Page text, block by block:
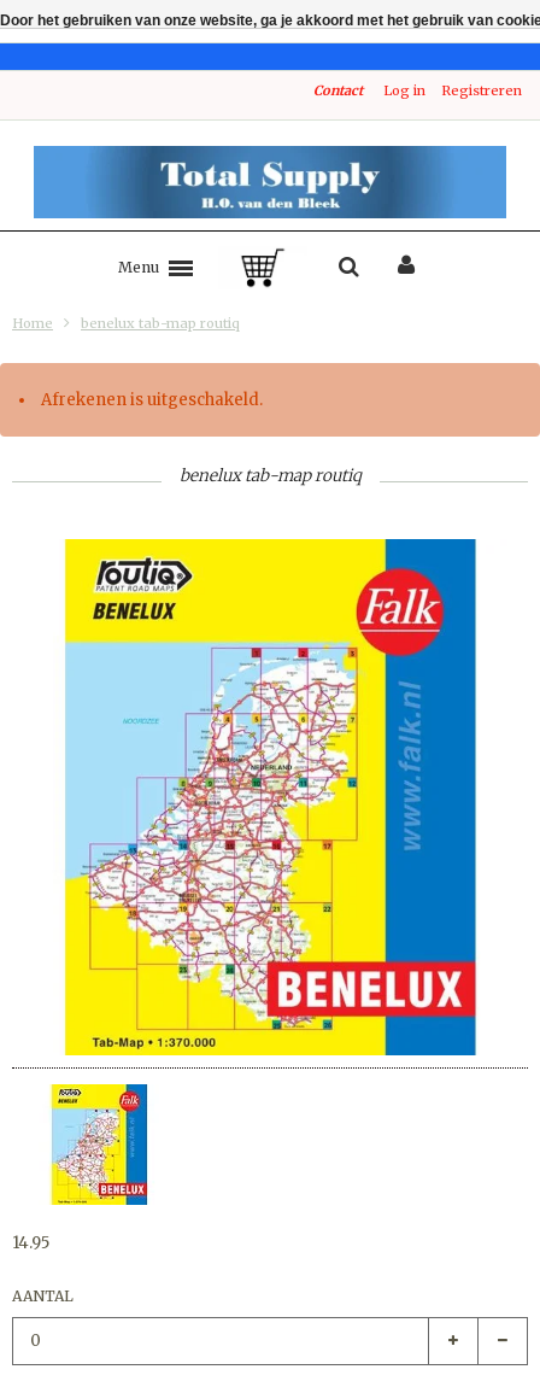
Contact Log in Registreren
Menu
Home benelux tab-map routiq
Afrekenen is uitgeschakeld.
benelux tab-map routiq
14.95
AANTAL
Door het gebruiken van onze website, ga je akkoord met het gebruik van